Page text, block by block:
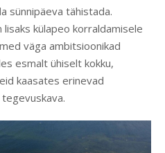
sünnipäeva tähistada.
külapeo korraldamisele
väga ambitsioonikad
esmalt ühiselt kokku,
kaasates erinevad